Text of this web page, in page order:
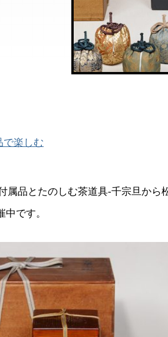
で楽しむ
属品とたのしむ茶道具-千宗旦から
です。